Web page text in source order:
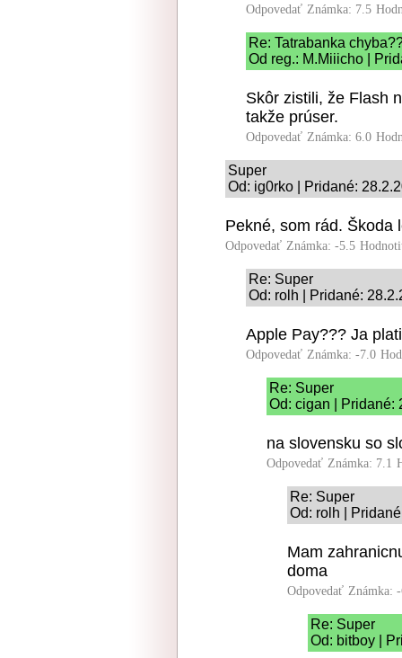
Odpovedať Známka: 7.5
Re: Tatrabanka
Od reg.: M.Miiicho |
Skôr zistili, že Flash
takže prúser.
Odpovedať Známka: 6.0
Super
Od: ig0rko | Pridané:
Pekné, som rád. Škoda
Odpovedať Známka: -5.5
Re: Super
Od: rolh | Pridané:
Apple Pay??? Ja
Odpovedať Známka: -7.0
Re: Super
Od: cigan | Pridané:
na slovensku so
Odpovedať Známka: 7.1
Re: Super
Od: rolh |
Mam
doma
Odpovedať Známka:
Re: Super
Od: bitboy |